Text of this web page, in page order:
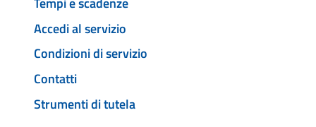
Accedi al servizio
Condizioni di servizio
Contatti
Strumenti di tutela